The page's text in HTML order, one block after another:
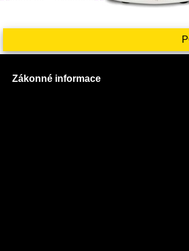
Zákonné informace